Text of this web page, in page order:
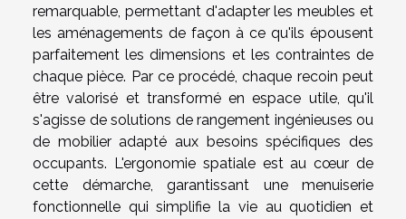
remarquable, permettant d'adapter les meubles et
les aménagements de façon à ce qu'ils épousent
parfaitement les dimensions et les contraintes de
chaque pièce. Par ce procédé, chaque recoin peut
être valorisé et transformé en espace utile, qu'il
s'agisse de solutions de rangement ingénieuses ou
de mobilier adapté aux besoins spécifiques des
occupants. L'ergonomie spatiale est au cœur de
cette démarche, garantissant une menuiserie
fonctionnelle qui simplifie la vie au quotidien et